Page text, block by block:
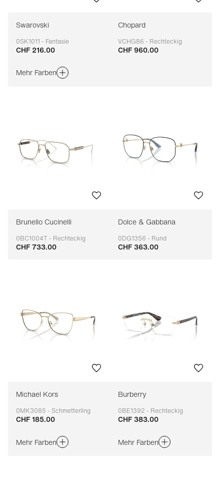
Swarovski
0SK1011 - Fantasie
Anpassbar
CHF 216.00
Mehr Farben
Chopard
VCHG86 - Rechteckig
Anpassbar
CHF 960.00
Brunello Cucinelli
0BC1004T - Rechteckig
Anpassbar
CHF 733.00
Dolce & Gabbana
0DG1356 - Rund
Anpassbar
CHF 363.00
Michael Kors
0MK3085 - Schmetterling
Anpassbar
CHF 185.00
Mehr Farben
Burberry
0BE1392 - Rechteckig
Anpassbar
CHF 383.00
Mehr Farben